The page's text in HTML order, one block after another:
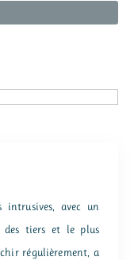
intrusives, avec un
des tiers et le plus
régulièrement, a